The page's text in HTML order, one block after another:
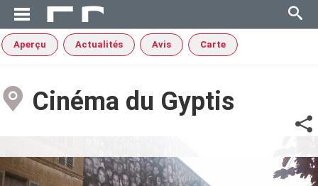
Aperçu Actualités Avis Carte
Cinéma du Gyptis